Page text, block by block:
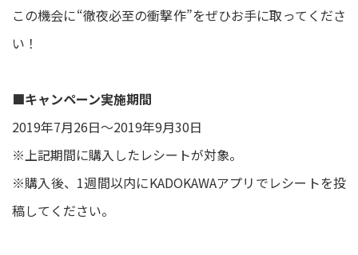
この機会に“徹夜必至の衝撃作”をぜひお手に取ってくださ
い！
■キャンペーン実施期間
2019年7月26日～2019年9月30日
※上記期間に購入したレシートが対象。
※購入後、1週間以内にKADOKAWAアプリでレシートを投
稿してください。